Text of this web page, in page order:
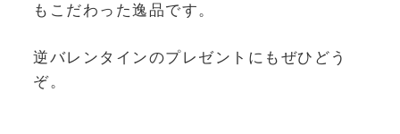
もこだわった逸品です。
逆バレンタインのプレゼントにもぜひどう
ぞ。